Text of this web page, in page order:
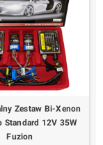
Zestaw Bi-Xenon
Standard 12V 35W
Fuzion